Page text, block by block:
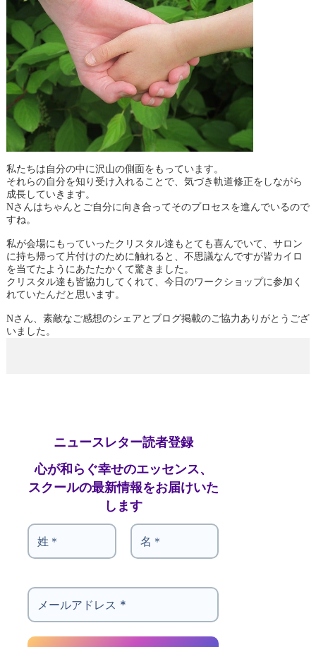
私たちは自分の中に沢山の側面をもっています。
それらの自分を知り受け入れることで、気づき軌道修正をしながら
成長していきます。
Nさんはちゃんとご自分に向き合ってそのプロセスを進んでいるので
すね。
私が会場にもっていったクリスタル達もとても喜んでいて、サロン
に持ち帰って片付けのために触れると、不思議なんですが皆カイロ
を当てたようにあたたかくて驚きました。
クリスタル達も皆協力してくれて、今日のワークショップに参加く
れていたんだと思います。
Nさん、素敵なご感想のシェアとブログ掲載のご協力ありがとうござ
いました。
ニュースレター読者登録
心が和らぐ幸せのエッセンス、
スクールの最新情報をお届けいた
します